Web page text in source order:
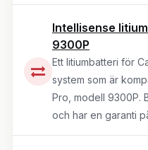
Intellisense
9300P
Ett litiumbatteri för
system som är
Pro, modell 9300P.
och har en garanti